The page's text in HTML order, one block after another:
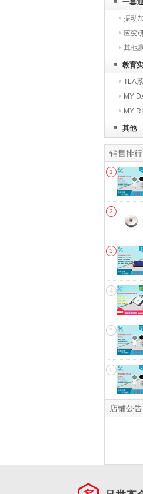
一套
统
振动
应变/
其他
教育
TLA
MY
MY
其他
销售排行
1
2
3
4
5
6
店铺公告